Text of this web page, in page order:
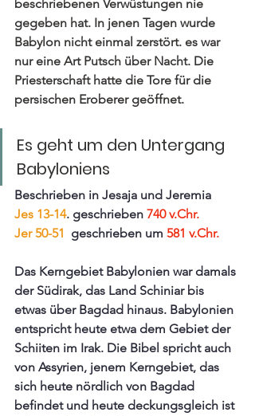
beschriebenen Verwüstungen nie
gegeben hat. In jenen Tagen wurde
Babylon nicht einmal zerstört. es war
nur eine Art Putsch über Nacht. Die
Priesterschaft hatte die Tore für die
persischen Eroberer geöffnet.
Es geht um den Untergang
Babyloniens
Beschrieben in Jesaja und Jeremia
Jes 13-14. geschrieben 740 v.Chr.
Jer 50-51
  geschrieben um
581 v.Chr.
Das Kerngebiet Babylonien war damals
der Südirak, das Land Schiniar bis
etwas über Bagdad hinaus. Babylonien
entspricht heute etwa dem Gebiet der
Schiiten im Irak. Die Bibel spricht auch
von Assyrien, jenem Kerngebiet, das
sich heute nördlich von Bagdad
befindet und heute deckungsgleich ist